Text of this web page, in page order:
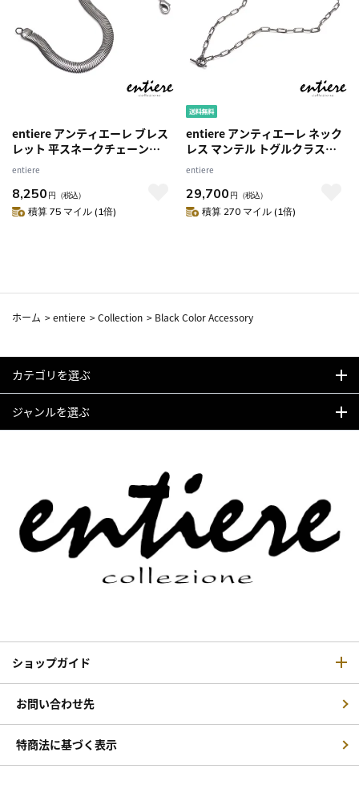
entiere アンティエーレ ブレス
レット 平スネークチェーン
6mm幅 19cm シルバー925 い
entiere
8,250 円 （税込）
積算 75 マイル (1倍)
entiere アンティエーレ ネック
レス マンテル トグルクラスプ T
バー クリップチェーン 60cm シ
ディース メンズ
entiere
29,700 円 （税込）
積算 270 マイル (1倍)
ホーム >entiere >Collection > Black Color Accessory
カテゴリを選ぶ
ジャンルを選ぶ
ショップガイド
お問い合わせ先
特商法に基づく表示